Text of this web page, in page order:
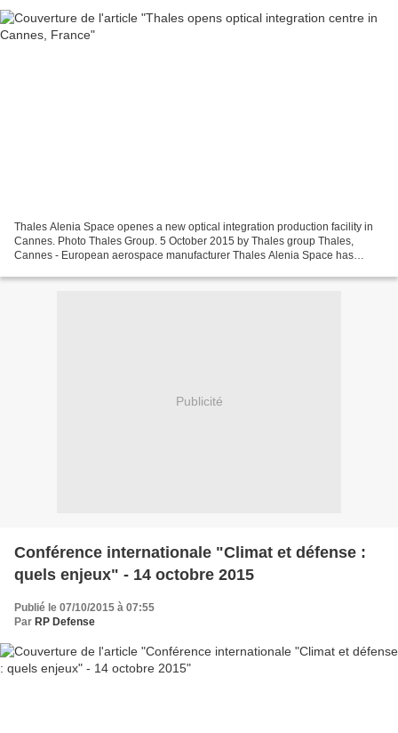
Thales Alenia Space openes a new optical integration production facility in
Cannes. Photo Thales Group. 5 October 2015 by Thales group Thales,
Cannes - European aerospace manufacturer Thales Alenia Space has
Publicité
Conférence internationale "Climat et défense :
quels enjeux" - 14 octobre 2015
Publié le 07/10/2015 à 07:55
Par RP Defense